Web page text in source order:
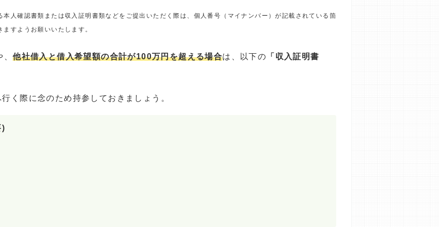
人確認書類または収入証明書類などをご提出いただく際は、個人番号（マイナンバー）が記載されている箇
すようお願いいたします。
、他社借入と借入希望額の合計が100万円を超える場合は、以下の 「収入証明書
く際に念のため持参しておきましょう。
)